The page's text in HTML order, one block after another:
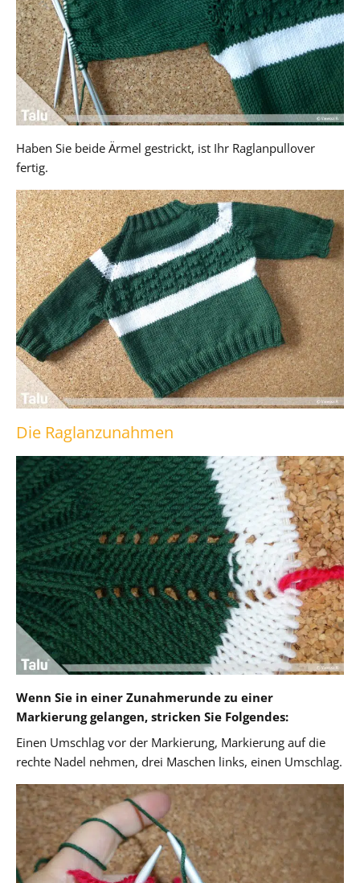
Haben Sie beide Ärmel gestrickt, ist Ihr Raglanpullover
fertig.
Die Raglanzunahmen
Wenn Sie in einer Zunahmerunde zu einer
Markierung gelangen, stricken Sie Folgendes:
Einen Umschlag vor der Markierung, Markierung auf die
rechte Nadel nehmen, drei Maschen links, einen Umschlag.